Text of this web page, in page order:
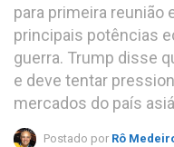
para primeira reunião
principais potências
guerra. Trump disse
e deve tentar
mercados do país
Postado por Rô